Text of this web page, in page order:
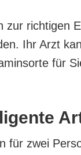
zur richtigen
Ihr Arzt
für
für zwei